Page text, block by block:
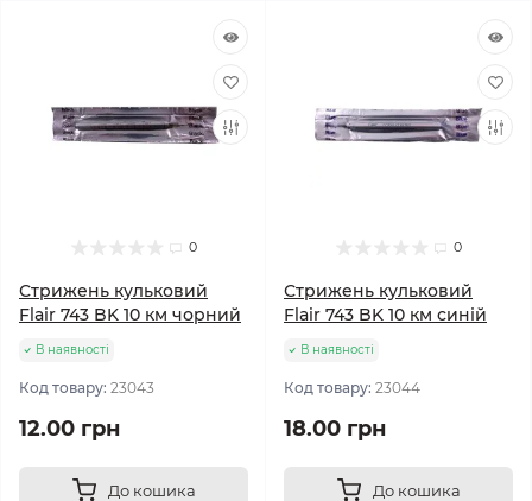
0
Стрижень кульковий
Flair 743 BK 10 км чорний
В наявності
Код товару: 23043
12.00 грн
До кошика
0
Стрижень кульковий
Flair 743 BK 10 км синій
В наявності
Код товару: 23044
18.00 грн
До кошика